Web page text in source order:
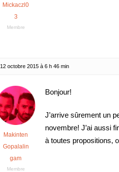
Mickaczl0
3
Membre
12 octobre 2015 à 6 h 46 min
Makinten
Gopalalin
gam
Membre
Bonjour!
J’arrive sûrement un
novembre! J’ai aussi
à toutes propositions,